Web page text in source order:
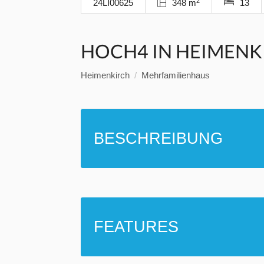
24LI00625 348 m 13
HOCH4 IN
Heimenkirch Mehrfamilienhaus
BESCHREIBUNG
FEATURES